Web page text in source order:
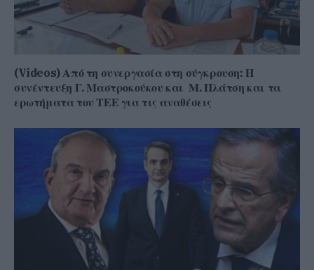
(Videos) Από τη συνεργασία στη σύγκρουση: Η
συνέντευξη Γ. Μαστροκούκου και Μ. Πλάτση και τα
ερωτήματα του ΤΕΕ για τις αναθέσεις